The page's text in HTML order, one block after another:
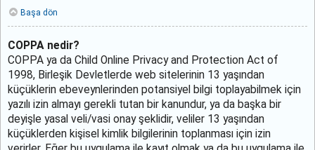
Başa dön
COPPA nedir?
COPPA ya da Child Online Privacy and Protection Act of
1998, Birleşik Devletlerde web sitelerinin 13 yaşından
küçüklerin ebeveynlerinden potansiyel bilgi toplayabilmek için
yazılı izin almayı gerekli tutan bir kanundur, ya da başka bir
deyişle yasal veli/vasi onay şeklidir, veliler 13 yaşından
küçüklerden kişisel kimlik bilgilerinin toplanması için izin